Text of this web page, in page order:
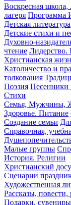
Воскресная школа,
лагеря Программа
Детская литература
Детские стихи и
Духовно-
чтение Лидерство.
Христианская
Католичество и
толкования
Поэзия Песенники
Стихи
Семья, Мужчины,
Здоровье. Питание
Создание семьи
Справочная,
Малые группы
История. Религии
Христианский
Сценарии
Художественная
Рассказы,
Подарки, сувениры